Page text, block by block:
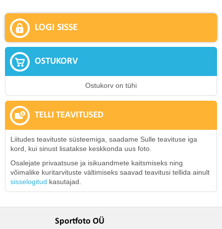
LOGI SISSE
OSTUKORV
Ostukorv on tühi
TELLI TEAVITUSED
Liitudes teavituste süsteemiga, saadame Sulle teavituse iga
kord, kui sinust lisatakse keskkonda uus foto.
Osalejate privaatsuse ja isikuandmete kaitsmiseks ning
võimalike kuritarvituste vältimiseks saavad teavitusi tellida ainult
sisselogitud kasutajad.
Sportfoto OÜ